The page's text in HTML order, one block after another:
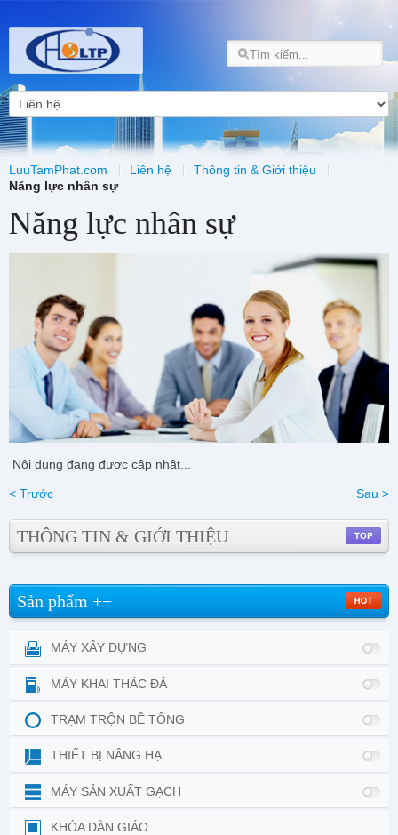
LuuTamPhat.com Liên hệ
Thông tin & Giới thiệu
Năng lực nhân sự
Năng lực nhân sự
Nội dung đang được cập nhật...
< Trước Sau >
THÔNG TIN & GIỚI THIỆU
Sản phẩm ++
MÁY XÂY DỰNG
MÁY KHAI THÁC ĐÁ
TRẠM TRỘN BÊ TÔNG
THIẾT BỊ NÂNG HẠ
MÁY SẢN XUẤT GẠCH
KHÓA DÀN GIÁO